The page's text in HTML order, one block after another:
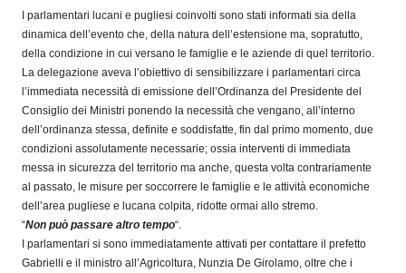
I parlamentari lucani e pugliesi coinvolti sono stati informati sia della
dinamica dell’evento che, della natura dell’estensione ma, sopratutto,
della condizione in cui versano le famiglie e le aziende di quel territorio.
La delegazione aveva l’obiettivo di sensibilizzare i parlamentari circa
l’immediata necessità di emissione dell’Ordinanza del Presidente del
Consiglio dei Ministri ponendo la necessità che vengano, all’interno
dell’ordinanza stessa, definite e soddisfatte, fin dal primo momento, due
condizioni assolutamente necessarie; ossia interventi di immediata
messa in sicurezza del territorio ma anche, questa volta contrariamente
al passato, le misure per soccorrere le famiglie e le attività economiche
dell’area pugliese e lucana colpita, ridotte ormai allo stremo.
“Non può passare altro tempo“.
I parlamentari si sono immediatamente attivati per contattare il prefetto
Gabrielli e il ministro all’Agricoltura, Nunzia De Girolamo, oltre che i